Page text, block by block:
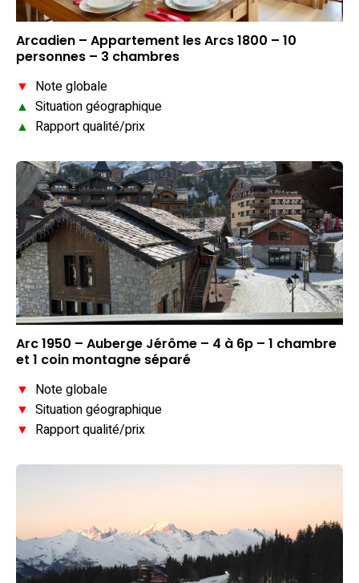
Arcadien – Appartement les Arcs 1800 – 10
personnes – 3 chambres
▼ Note globale
▲ Situation géographique
▲ Rapport qualité/prix
Arc 1950 – Auberge Jérôme – 4 à 6p – 1 chambre
et 1 coin montagne séparé
▼ Note globale
▼ Situation géographique
▼ Rapport qualité/prix